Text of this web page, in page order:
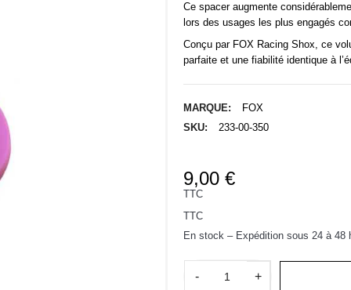
Ce spacer augmente
lors des usages les plus engagés
Conçu par FOX Racing Shox, ce
parfaite et une fiabilité identique à
MARQUE:
FOX
SKU:
233-00-350
9,00 €
TTC
TTC
En stock – Expédition sous 24 à 48
- +